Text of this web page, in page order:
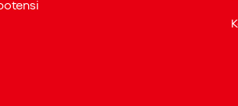
, langkah sederhana